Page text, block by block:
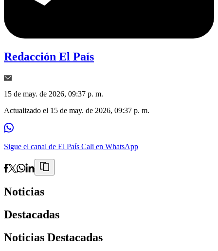
Redacción El País
15 de may. de 2026, 09:37 p. m.
Actualizado el 15 de may. de 2026, 09:37 p. m.
Sigue el canal de El País Cali en WhatsApp
Noticias
Destacadas
Noticias Destacadas